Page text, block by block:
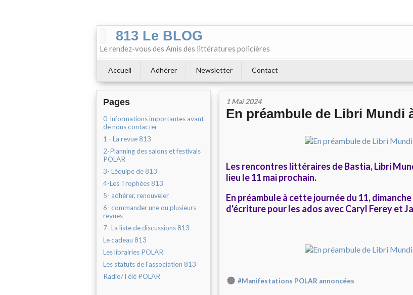
813 Le BLOG
Le rendez-vous des Amis des littératures policières
Accueil Adhérer Newsletter Contact
Pages
0-Informations importantes avant
de nous contacter
1 - La revue 813
2-Planning des salons et festivals
POLAR
3- L'équipe de 813
4-Les Trophées 813
5- adhérer, renouveler
6- commander une ou plusieurs
revues
7- La liste de discussions 813
Le cadeau 813
Les librairies POLAR
Les statuts de l'association 813
Radio/Télé POLAR
1 Mai 2024
En préambule de Libri Mundi
Les rencontres littéraires de Bastia, Libri
lieu le 11 mai prochain.
En préambule à cette journée du 11,
d'écriture pour les ados avec Caryl Ferey et
#Manifestations POLAR annoncées